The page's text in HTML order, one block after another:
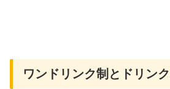
ワンドリンク制とドリン